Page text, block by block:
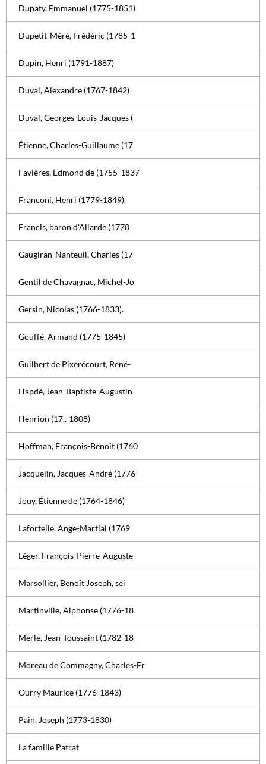
Dupaty, Emmanuel (1775-1851)
Dupetit-Méré, Frédéric (1785-1
Dupin, Henri (1791-1887)
Duval, Alexandre (1767-1842)
Duval, Georges-Louis-Jacques (
Étienne, Charles-Guillaume (17
Favières, Edmond de (1755-1837
Franconi, Henri (1779-1849).
Francis, baron d'Allarde (1778
Gaugiran-Nanteuil, Charles (17
Gentil de Chavagnac, Michel-Jo
Gersin, Nicolas (1766-1833).
Gouffé, Armand (1775-1845)
Guilbert de Pixerécourt, René-
Hapdé, Jean-Baptiste-Augustin
Henrion (17..-1808)
Hoffman, François-Benoît (1760
Jacquelin, Jacques-André (1776
Jouy, Étienne de (1764-1846)
Lafortelle, Ange-Martial (1769
Léger, François-Pierre-Auguste
Marsollier, Benoît Joseph, sei
Martinville, Alphonse (1776-18
Merle, Jean-Toussaint (1782-18
Moreau de Commagny, Charles-Fr
Ourry Maurice (1776-1843)
Pain, Joseph (1773-1830)
La famille Patrat